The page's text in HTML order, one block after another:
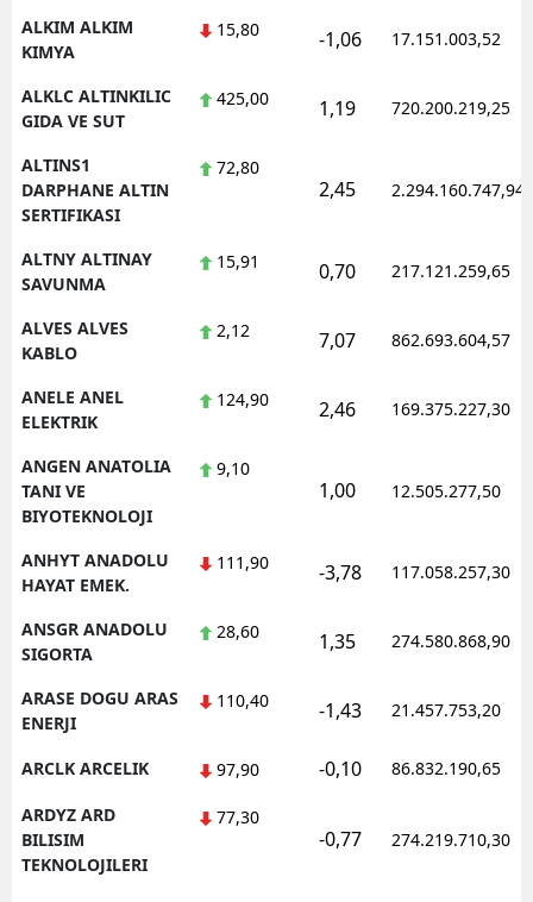
ALKIM ALKIM
KIMYA
15,80 -1,06 17.151.003,52
ALKLC ALTINKILIC
GIDA VE SUT
425,00 1,19 720.200.219,25
ALTINS1
DARPHANE ALTIN
SERTIFIKASI
72,80
2,45 2.294.160.747,94
ALTNY ALTINAY
SAVUNMA
15,91 0,70 217.121.259,65
ALVES ALVES
KABLO
2,12 7,07 862.693.604,57
ANELE ANEL
ELEKTRIK
124,90 2,46 169.375.227,30
ANGEN ANATOLIA
TANI VE
BIYOTEKNOLOJI
9,10
1,00 12.505.277,50
ANHYT ANADOLU
HAYAT EMEK.
111,90 -3,78 117.058.257,30
ANSGR ANADOLU
SIGORTA
28,60 1,35 274.580.868,90
ARASE DOGU ARAS
ENERJI
110,40 -1,43 21.457.753,20
ARCLK ARCELIK 97,90 -0,10 86.832.190,65
ARDYZ ARD
BILISIM
TEKNOLOJILERI
77,30
-0,77 274.219.710,30